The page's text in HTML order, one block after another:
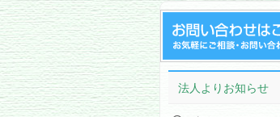
法人よりお知らせ